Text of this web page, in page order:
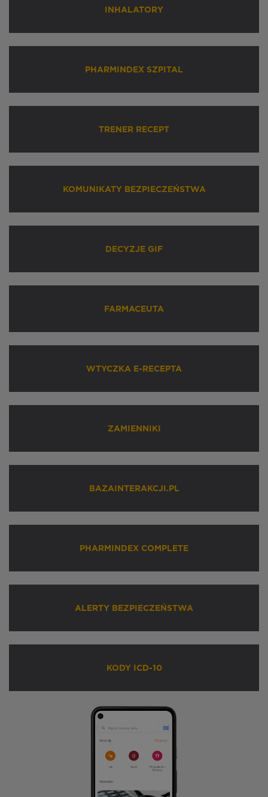
INHALATORY
PHARMINDEX SZPITAL
TRENER RECEPT
KOMUNIKATY BEZPIECZEŃSTWA
DECYZJE GIF
FARMACEUTA
WTYCZKA E-RECEPTA
ZAMIENNIKI
BAZAINTERAKCJI.PL
PHARMINDEX COMPLETE
ALERTY BEZPIECZEŃSTWA
KODY ICD-10